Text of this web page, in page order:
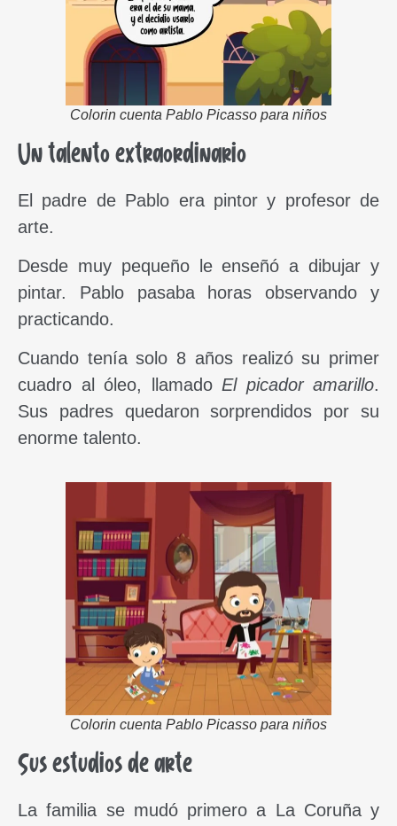
Colorin cuenta Pablo Picasso para niños
Un talento extraordinario
El padre de Pablo era pintor y profesor de
arte.
Desde muy pequeño le enseñó a dibujar y
pintar. Pablo pasaba horas observando y
practicando.
Cuando tenía solo 8 años realizó su primer
cuadro al óleo, llamado El picador amarillo.
Sus padres quedaron sorprendidos por su
enorme talento.
Colorin cuenta Pablo Picasso para niños
Sus estudios de arte
La familia se mudó primero a La Coruña y